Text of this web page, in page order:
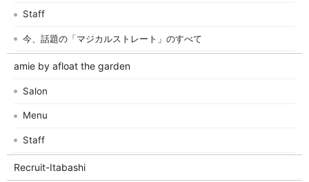
Staff
今、話題の「マジカルストレート」のすべて
amie by afloat the garden
Salon
Menu
Staff
Recruit-Itabashi